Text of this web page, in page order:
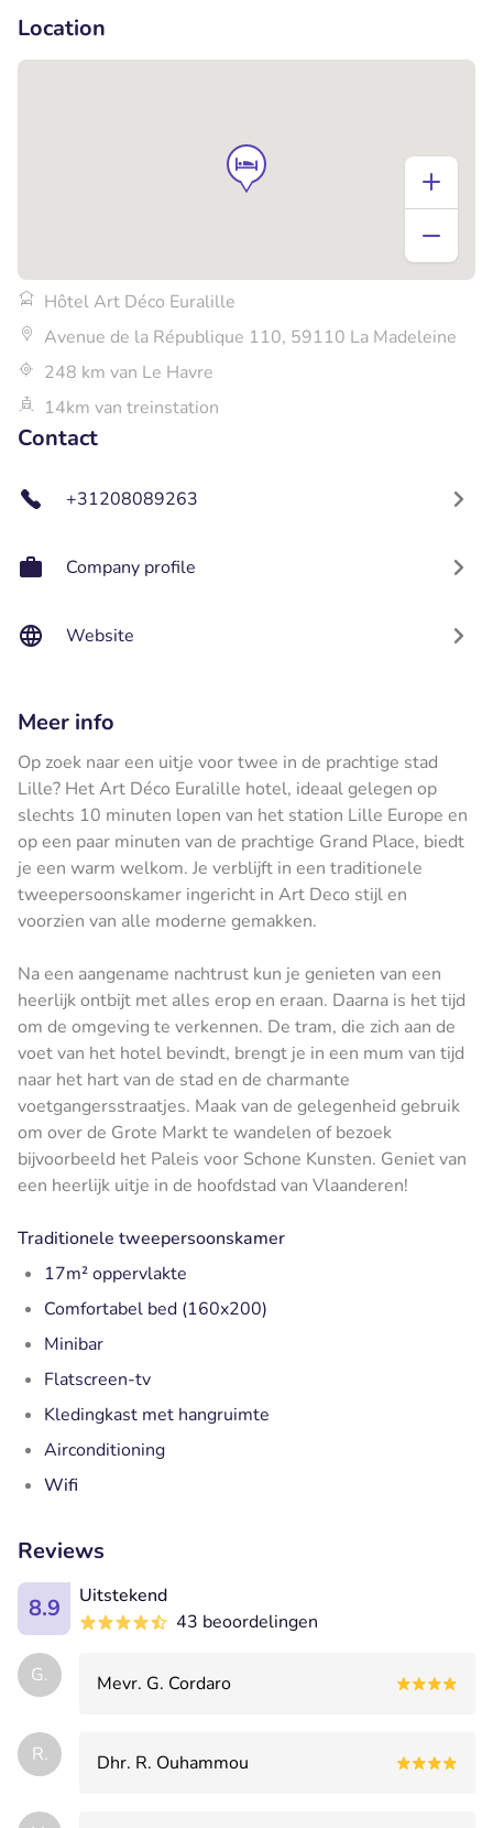
Location
Hôtel Art Déco Euralille
Avenue de la République 110, 59110 La Madeleine
248 km van Le Havre
14km van treinstation
Contact
+31208089263
Company profile
Website
Meer info
Op zoek naar een uitje voor twee in de prachtige stad
Lille? Het Art Déco Euralille hotel, ideaal gelegen op
slechts 10 minuten lopen van het station Lille Europe en
op een paar minuten van de prachtige Grand Place, biedt
je een warm welkom. Je verblijft in een traditionele
tweepersoonskamer ingericht in Art Deco stijl en
voorzien van alle moderne gemakken.
Na een aangename nachtrust kun je genieten van een
heerlijk ontbijt met alles erop en eraan. Daarna is het tijd
om de omgeving te verkennen. De tram, die zich aan de
voet van het hotel bevindt, brengt je in een mum van tijd
naar het hart van de stad en de charmante
voetgangersstraatjes. Maak van de gelegenheid gebruik
om over de Grote Markt te wandelen of bezoek
bijvoorbeeld het Paleis voor Schone Kunsten. Geniet van
een heerlijk uitje in de hoofdstad van Vlaanderen!
Traditionele tweepersoonskamer
17m² oppervlakte
Comfortabel bed (160x200)
Minibar
Flatscreen-tv
Kledingkast met hangruimte
Airconditioning
Wifi
Reviews
8.9
Uitstekend
43 beoordelingen
G. Mevr. G. Cordaro
R. Dhr. R. Ouhammou